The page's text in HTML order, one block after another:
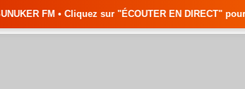
sur "ÉCOUTER EN DIRECT" pour suivre nos